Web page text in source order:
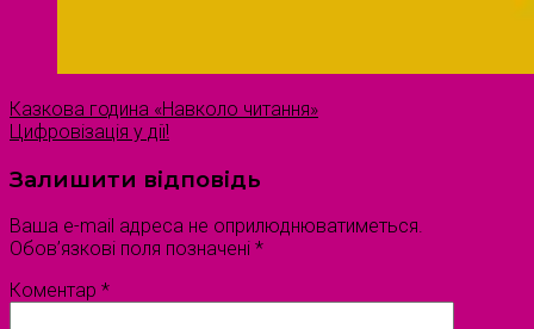
Казкова година «Навколо читання»
Цифровізація у дії!
Залишити відповідь
Ваша e-mail адреса не оприлюднюватиметься.
Обов’язкові поля позначені *
Коментар *